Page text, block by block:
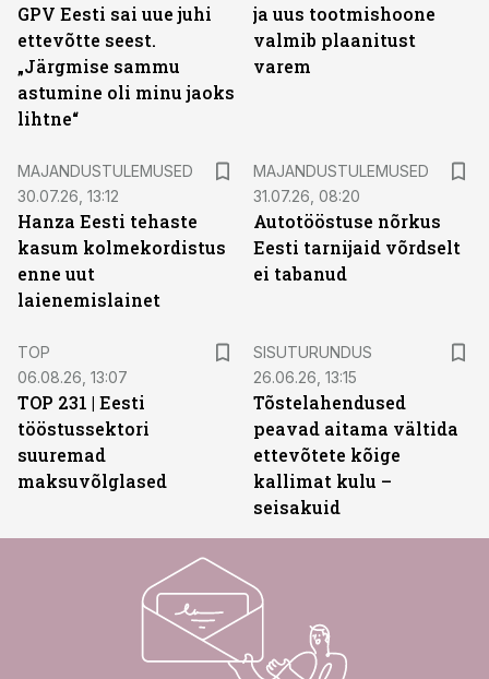
GPV Eesti sai uue juhi
ettevõtte seest.
„Järgmise sammu
astumine oli minu jaoks
lihtne“
ja uus tootmishoone
valmib plaanitust
varem
MAJANDUSTULEMUSED
30.07.26, 13:12
Hanza Eesti tehaste
kasum kolmekordistus
enne uut
laienemislainet
MAJANDUSTULEMUSED
31.07.26, 08:20
Autotööstuse nõrkus
Eesti tarnijaid võrdselt
ei tabanud
TOP
06.08.26, 13:07
TOP 231 | Eesti
tööstussektori
suuremad
maksuvõlglased
SISUTURUNDUS
26.06.26, 13:15
Tõstelahendused
peavad aitama vältida
ettevõtete kõige
kallimat kulu –
seisakuid